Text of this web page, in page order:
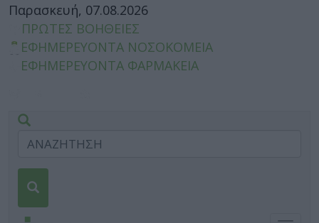
Παρασκευή, 07.08.2026
ΠΡΩΤΕΣ ΒΟΗΘΕΙΕΣ
ΕΦΗΜΕΡΕΥΟΝΤΑ ΝΟΣΟΚΟΜΕΙΑ
ΕΦΗΜΕΡΕΥΟΝΤΑ ΦΑΡΜΑΚΕΙΑ